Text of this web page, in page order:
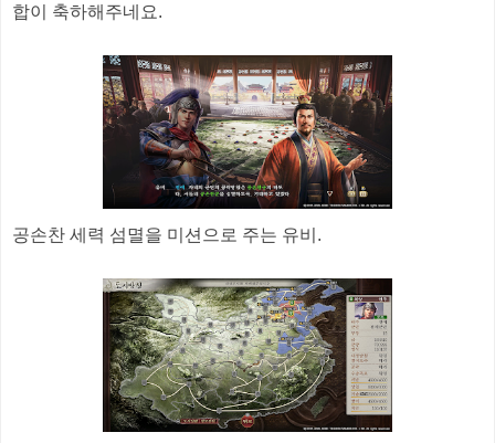
합이 축하해주네요.
공손찬 세력 섬멸을 미션으로 주는 유비.